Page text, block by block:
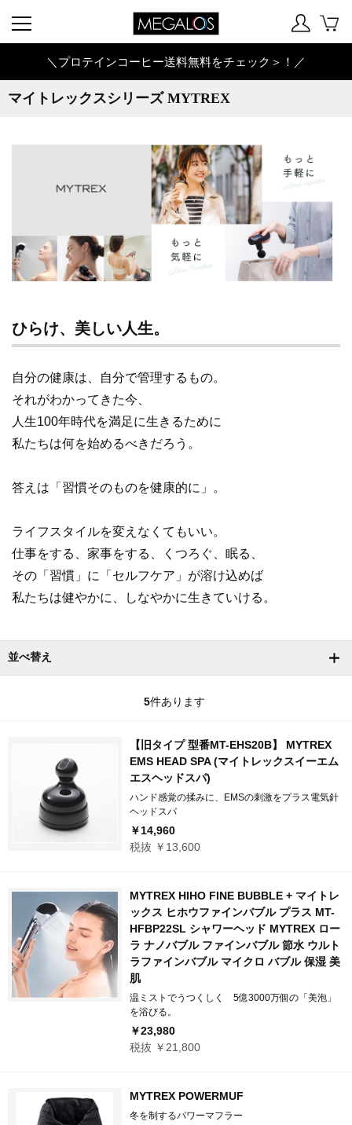
＼プロテインコーヒー送料無料をチェック＞！／
マイトレックスシリーズ MYTREX
ひらけ、美しい人生。
自分の健康は、自分で管理するもの。
それがわかってきた今、
人生100年時代を満足に生きるために
私たちは何を始めるべきだろう。
答えは「習慣そのものを健康的に」。
ライフスタイルを変えなくてもいい。
仕事をする、家事をする、くつろぐ、眠る、
その「習慣」に「セルフケア」が溶け込めば
私たちは健やかに、しなやかに生きていける。
並べ替え
5件あります
【旧タイプ 型番MT-EHS20B】 MYTREX
EMS HEAD SPA (マイトレックスイーエム
エスヘッドスパ)
ハンド感覚の揉みに、EMSの刺激をプラス電気針
ヘッドスパ
￥14,960
税抜 ￥13,600
MYTREX HIHO FINE BUBBLE + マイトレ
ックス ヒホウファインバブル プラス MT-
HFBP22SL シャワーヘッド MYTREX ロー
ラ ナノバブル ファインバブル 節水 ウルト
ラファインバブル マイクロ バブル 保湿 美
肌
温ミストでうつくしく 5億3000万個の「美泡」
を浴びる。
￥23,980
税抜 ￥21,800
MYTREX POWERMUF
冬を制するパワーマフラー